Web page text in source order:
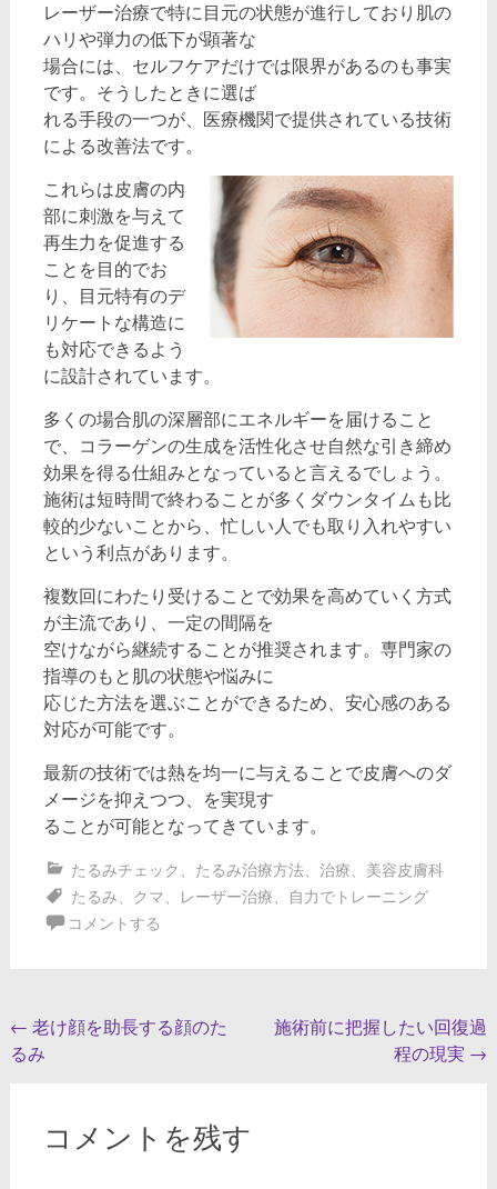
レーザー治療で特に目元の状態が進行しており肌の
ハリや弾力の低下が顕著な
場合には、セルフケアだけでは限界があるのも事実
です。そうしたときに選ば
れる手段の一つが、医療機関で提供されている技術
による改善法です。
これらは皮膚の内
部に刺激を与えて
再生力を促進する
ことを目的でお
り、目元特有のデ
リケートな構造に
も対応できるよう
に設計されています。
多くの場合肌の深層部にエネルギーを届けること
で、コラーゲンの生成を活性化させ自然な引き締め
効果を得る仕組みとなっていると言えるでしょう。
施術は短時間で終わることが多くダウンタイムも比
較的少ないことから、忙しい人でも取り入れやすい
という利点があります。
複数回にわたり受けることで効果を高めていく方式
が主流であり、一定の間隔を
空けながら継続することが推奨されます。専門家の
指導のもと肌の状態や悩みに
応じた方法を選ぶことができるため、安心感のある
対応が可能です。
最新の技術では熱を均一に与えることで皮膚へのダ
メージを抑えつつ、を実現す
ることが可能となってきています。
たるみチェック 、 たるみ治療方法、 治療、 美容皮膚科
たるみ、 クマ、 レーザー治療、
自力でトレーニング
コメントする
投
稿
← 老け顔を助長する顔のた
るみ
施術前に把握したい回復過
程の現実 →
コメントを残す